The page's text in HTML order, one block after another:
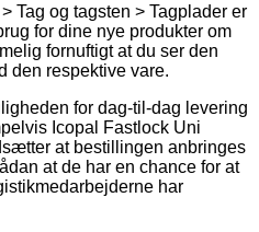
Tag og tagsten > Tagplader er
for dine nye produkter om
fornuftigt at du ser den
den respektive vare.
for dag-til-dag levering
Icopal Fastlock Uni
at bestillingen anbringes
at de har en chance for at
har